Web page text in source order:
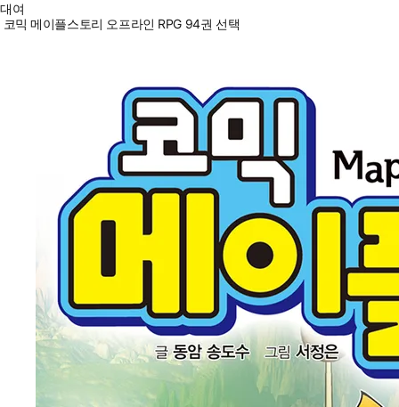
대여
코믹 메이플스토리 오프라인 RPG 94권 선택